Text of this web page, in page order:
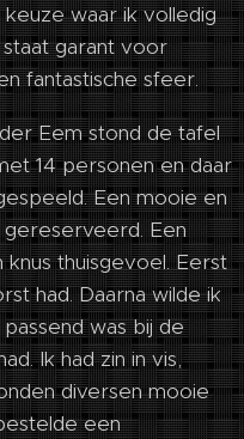
waar ik volledig
garant voor
fantastische sfeer.
Eem stond de tafel
14 personen en daar
Een mooie en
Een
knus thuisgevoel. Eerst
had. Daarna wilde ik
was bij de
Ik had zin in vis,
diversen mooie
een